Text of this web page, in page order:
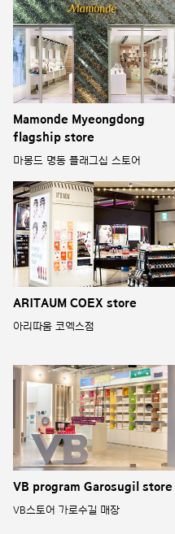
Mamonde Myeongdong
flagship store
마몽드 명동 플래그십 스토어
ARITAUM COEX store
아리따움 코엑스점
VB program Garosugil store
VB스토어 가로수길 매장